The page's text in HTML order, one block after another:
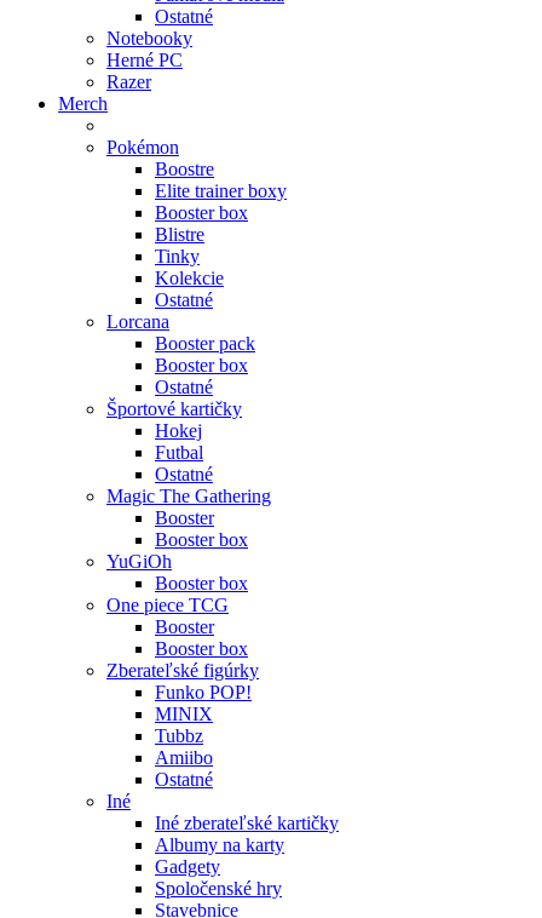
Ostatné
Notebooky
Herné PC
Razer
Merch
Pokémon
Boostre
Elite trainer boxy
Booster box
Blistre
Tinky
Kolekcie
Ostatné
Lorcana
Booster pack
Booster box
Ostatné
Športové kartičky
Hokej
Futbal
Ostatné
Magic The Gathering
Booster
Booster box
YuGiOh
Booster box
One piece TCG
Booster
Booster box
Zberateľské figúrky
Funko POP!
MINIX
Tubbz
Amiibo
Ostatné
Iné
Iné zberateľské kartičky
Albumy na karty
Gadgety
Spoločenské hry
Stavebnice